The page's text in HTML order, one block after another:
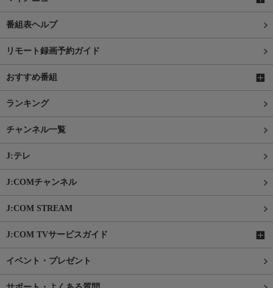
番組表ヘルプ
リモート録画予約ガイド
おすすめ番組
ランキング
チャンネル一覧
J:テレ
J:COMチャンネル
J:COM STREAM
J:COM TVサービスガイド
イベント・プレゼント